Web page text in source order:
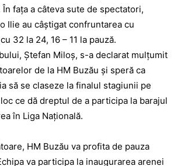
faţa a câteva sute de spectatori,
Ilie au câştigat confruntarea cu
32 la 24, 16 – 11 la pauză.
Ștefan Miloș, s-a declarat mulţumit
de la HM Buzău şi speră ca
să se claseze la finalul stagiunii pe
ce dă dreptul de a participa la barajul
în Liga Națională.
HM Buzău va profita de pauza
va participa la inaugurarea arenei